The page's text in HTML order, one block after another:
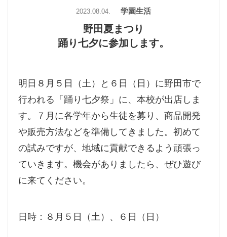
2023.08.04. 学園生活
野田夏まつり
踊り七夕に参加します。
明日８月５日（土）と６日（日）に野田市で
行われる「踊り七夕祭」に、本校が出店しま
す。７月に各学年から生徒を募り、商品開発
や販売方法などを準備してきました。初めて
の試みですが、地域に貢献できるよう頑張っ
ていきます。機会がありましたら、ぜひ遊び
に来てください。
日時：８月５日（土）、６日（日）